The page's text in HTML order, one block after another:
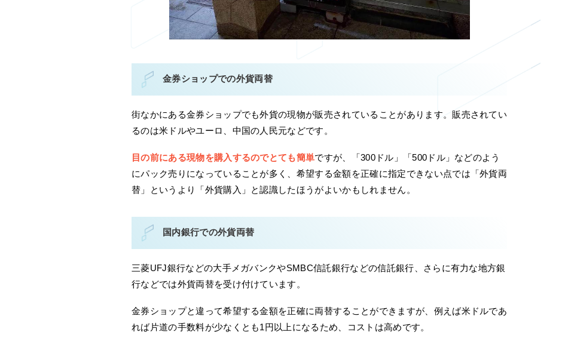
金券ショップでの外貨両替
街なかにある金券ショップでも外貨の現物が販売されていることがあります。販売されてい
るのは米ドルやユーロ、中国の人民元などです。
目の前にある現物を購入するのでとても簡単ですが、「300ドル」「500ドル」などのよう
にパック売りになっていることが多く、希望する金額を正確に指定できない点では「外貨両
替」というより「外貨購入」と認識したほうがよいかもしれません。
国内銀行での外貨両替
三菱UFJ銀行などの大手メガバンクやSMBC信託銀行などの信託銀行、さらに有力な地方銀
行などでは外貨両替を受け付けています。
金券ショップと違って希望する金額を正確に両替することができますが、例えば米ドルであ
れば片道の手数料が少なくとも1円以上になるため、コストは高めです。